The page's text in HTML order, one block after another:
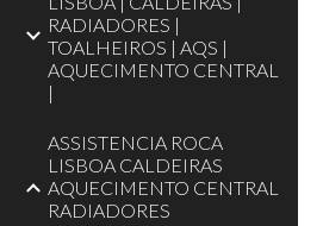
RADIADORES |
TOALHEIROS | AQS |
AQUECIMENTO CENTRAL
|
ASSISTENCIA ROCA
LISBOA CALDEIRAS
AQUECIMENTO CENTRAL
RADIADORES